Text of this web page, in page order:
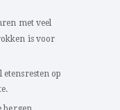
met veel
is voor
etensresten op